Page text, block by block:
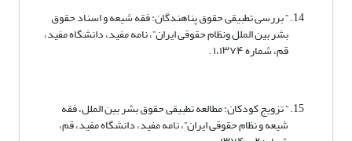
” بررسی تطبیقی حقوق پناهندگان: فقه شیعه و اسناد حقوق
بشر بین الملل ونظام حقوقی ایران”، نامه مفید، دانشگاه مفید،
قم، شماره ۱،۱۳۷۴ .
” تزویج کودکان: مطالعه تطبیقی حقوق بشر بین الملل، فقه
شیعه و نظام حقوقی ایران”، نامه مفید، دانشگاه مفید، قم،